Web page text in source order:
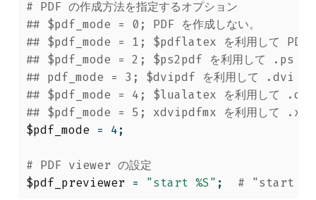
# PDF の作成方法を指定するオプション
## $pdf_mode = 0; PDF を作成しない。
## $pdf_mode = 1; $pdflatex を利用して PDF
## $pdf_mode = 2; $ps2pdf を利用して .ps ファ
## pdf_mode = 3; $dvipdf を利用して .dvi ファ
## $pdf_mode = 4; $lualatex を利用して .dvi
## $pdf_mode = 5; xdvipdfmx を利用して .xdv
$pdf_mode = 4;
# PDF viewer の設定
$pdf_previewer = "start %S" ; # "start %S":